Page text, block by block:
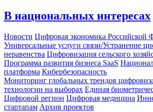
В национальных интересах
Новости Цифровая экономика Российской
Универсальные услуги связи/Устранение
неравенства Цифровизация сельского
Программа развития бизнеса SaaS
платформа Кибербезопасность
Мониторинг глобальных трендов
технологии на выборах Единая
Цифровой регион Цифровая медицина
стартапам Архив проектов